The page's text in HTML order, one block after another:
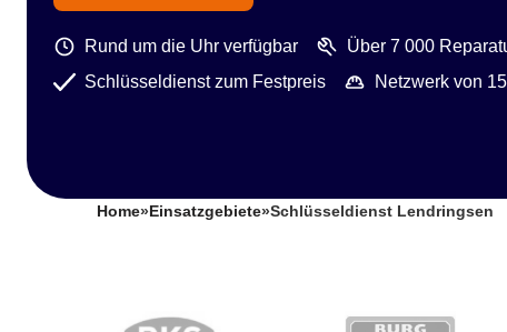
Rund um die Uhr verfügbar
Über 7 000
Schlüsseldienst zum Festpreis
Netzwerk von
Home» Einsatzgebiete»Schlüsseldienst Lendringsen